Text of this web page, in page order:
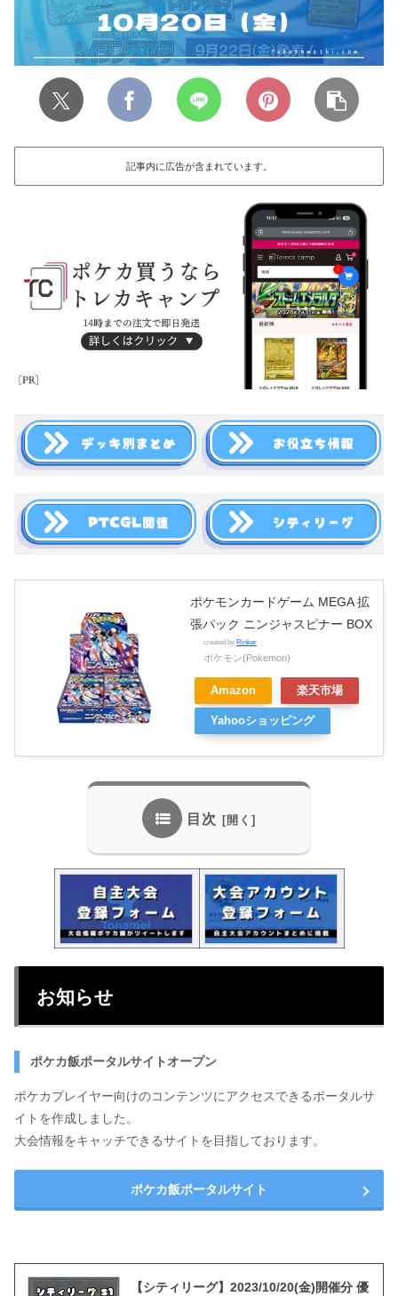
記事内に広告が含まれています。
ポケモンカードゲーム MEGA 拡
張パック ニンジャスピナー BOX
created by Rinker
ポケモン(Pokemon)
Amazon 楽天市場
Yahooショッピング
目次
お知らせ
ポケカ飯ポータルサイトオープン
ポケカプレイヤー向けのコンテンツにアクセスできるポータルサ
イトを作成しました。
大会情報をキャッチできるサイトを目指しております。
ポケカ飯ポータルサイト
【シティリーグ】2023/10/20(金)開催分 優